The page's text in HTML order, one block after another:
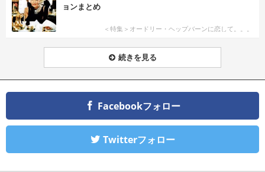
ョンまとめ
＜特集＞オードリー・ヘップバーンに恋して。。。
続きを見る
Facebookフォロー
Twitterフォロー